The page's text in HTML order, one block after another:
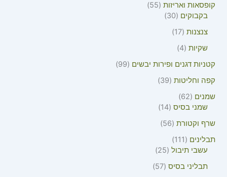
קופסאות ואריזות 55
בקבוקים
30
צנצנות 17
שקיות 4
קטניות דגנים ופירות יבשים
99
קפה וחליטות 39
שמנים
62
שמני בסיס 14
שרף וקטורת 56
תבלינים
111
עשבי תיבול 25
תבליני בסיס 57